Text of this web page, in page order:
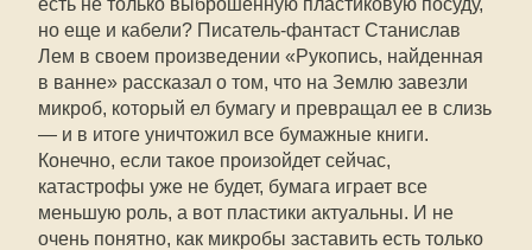
есть не только выброшенную пластиковую посуду,
но еще и кабели? Писатель-фантаст Станислав
Лем в своем произведении «Рукопись, найденная
в ванне» рассказал о том, что на Землю завезли
микроб, который ел бумагу и превращал ее в слизь
— и в итоге уничтожил все бумажные книги.
Конечно, если такое произойдет сейчас,
катастрофы уже не будет, бумага играет все
меньшую роль, а вот пластики актуальны. И не
очень понятно, как микробы заставить есть только